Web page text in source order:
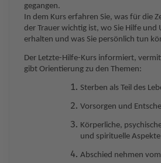
gegangen.
In dem Kurs erfahren Sie, was für die
der Trauer wichtig ist, wo Sie Hilfe
erhalten und was Sie persönlich tun
Der Letzte-Hilfe-Kurs informiert,
gibt Orientierung zu den Themen:
Sterben als Teil des
Vorsorgen und
Körperliche,
und spirituelle Aspekte
Abschied nehmen